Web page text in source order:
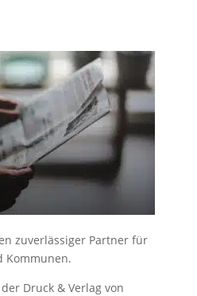
zuverlässiger Partner für
Kommunen.
Druck & Verlag von